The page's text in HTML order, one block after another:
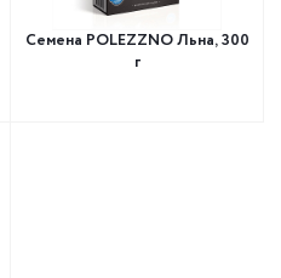
Семена POLEZZNO Льна, 300
г